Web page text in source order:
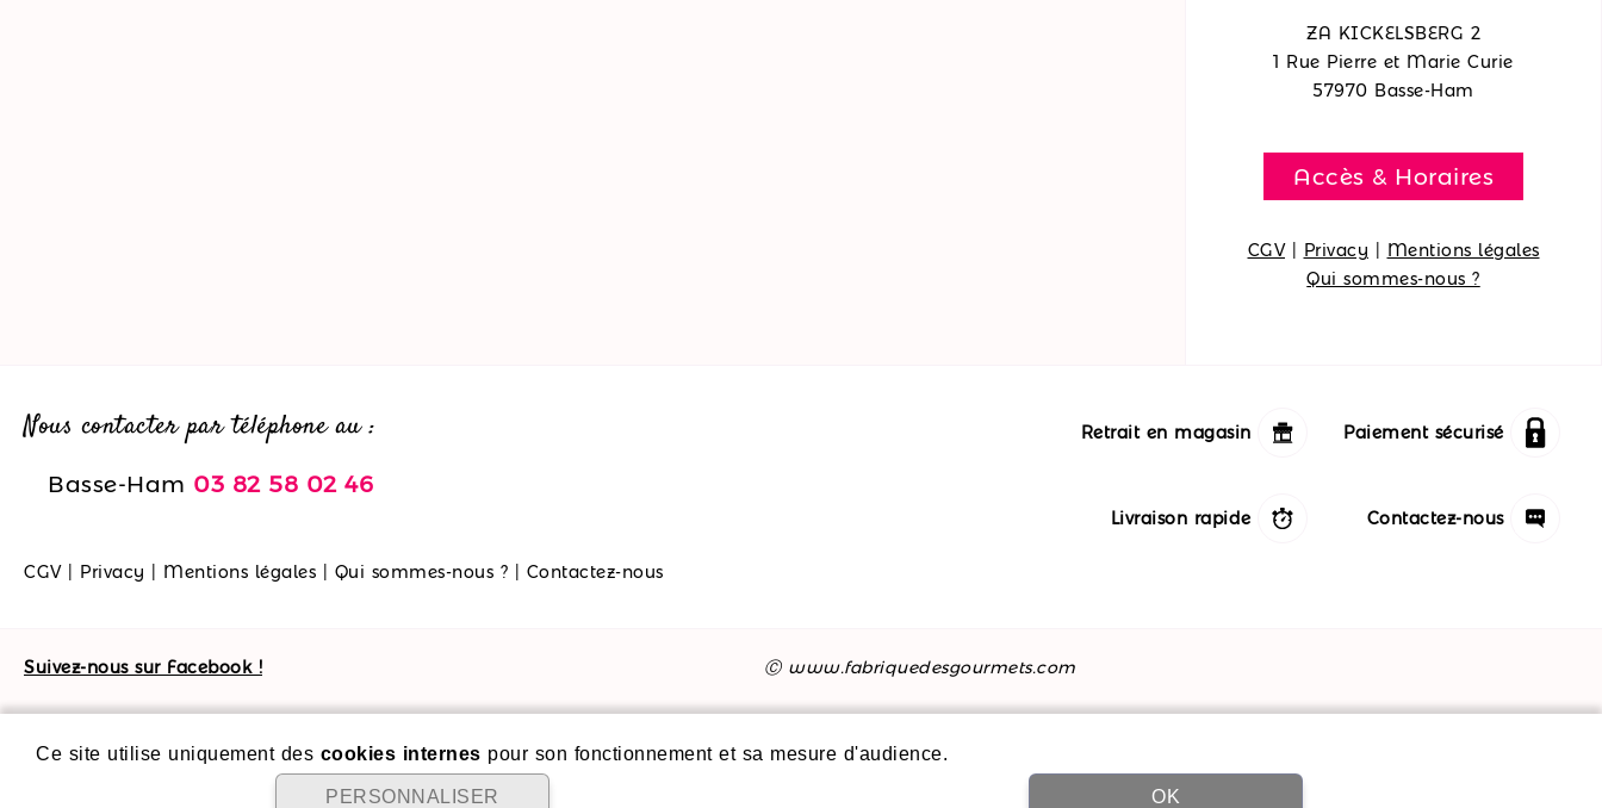
ZA KICKELSBERG 2
1 Rue Pierre et Marie Curie
57970 Basse-Ham
Accès & Horaires
CGV| Privacy
Mentions légales
Qui sommes-nous ?
Nous contacter par téléphone au :
Basse-Ham 03 82 58 02 46
CGV| Privacy Mentions légales Qui sommes-nous ? Contactez-nous
Retrait en magasin
Livraison rapide
Paiement sécurisé
Contactez-nous
Suivez-nous sur Facebook ! Ⓒ www.fabriquedesgourmets.com
Ce site utilise uniquement des cookies internes pour son fonctionnement et sa mesure d'audience.
PERSONNALISER OK